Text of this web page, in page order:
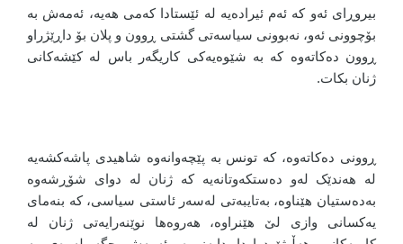
بیروڕای ئەو کە ئەم ئیرادەیە لە ئێستادا کەمی هەیە، ئەمەش بە
بۆچوونی ئەو، نەبوونی سیاسەتی گشتی ڕوون و پلان بۆ داڕێژراو
ڕوون دەکاتەوە کە بە شێوەیەکی کاریگەر باس لە کێشەکانی
ژنان بکات.
ڕوونی دەکاتەوە، کە تونس بە پێچەوانەوە شاهیدی پاشەکشەیە
لە هەندێک لەو دەستکەوتانەیە کە ژنان لە دوای شۆڕشەوە
بەدەستیان هێناوە، بەتایبەتی لەسەر ئاستی سیاسی، کە بنەمای
یەکسانی وازی لێ هێنراوە، هەروەها نوێنەرایەتی ژنان لە